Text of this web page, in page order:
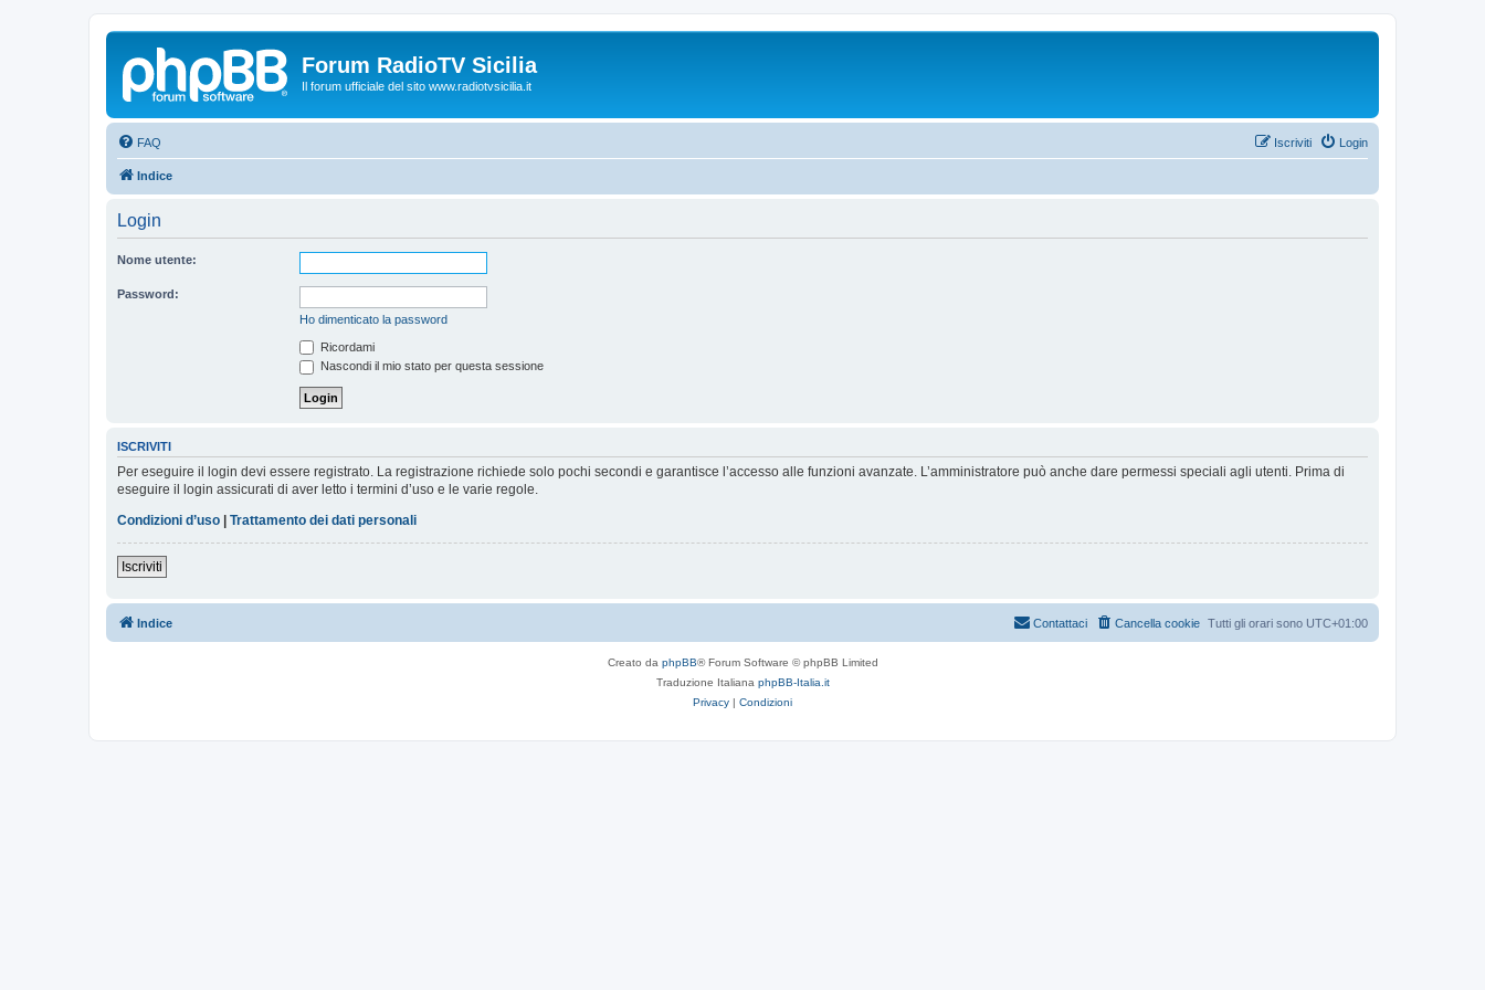
Forum RadioTV Sicilia
Il forum ufficiale del sito www.radiotvsicilia.it
FAQ Login
Iscriviti
Indice
Login
Nome utente:
Password:
Ho dimenticato la password
Ricordami
Nascondi il mio stato per questa sessione
ISCRIVITI
Per eseguire il login devi essere registrato. La registrazione richiede solo pochi secondi e garantisce l’accesso alle funzioni avanzate. L’amministratore può anche dare permessi speciali agli utenti. Prima di
eseguire il login assicurati di aver letto i termini d’uso e le varie regole.
Condizioni d’uso
Trattamento dei dati personali
Iscriviti
Indice Tutti gli orari sono UTC+01:00
Cancella cookie
Contattaci
Creato da phpBB® Forum Software © phpBB Limited
Traduzione Italiana phpBB-Italia.it
Privacy | Condizioni